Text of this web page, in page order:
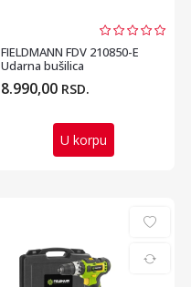
FIELDMANN FDV 210850-E
Udarna bušilica
8.990,00 RSD.
U korpu